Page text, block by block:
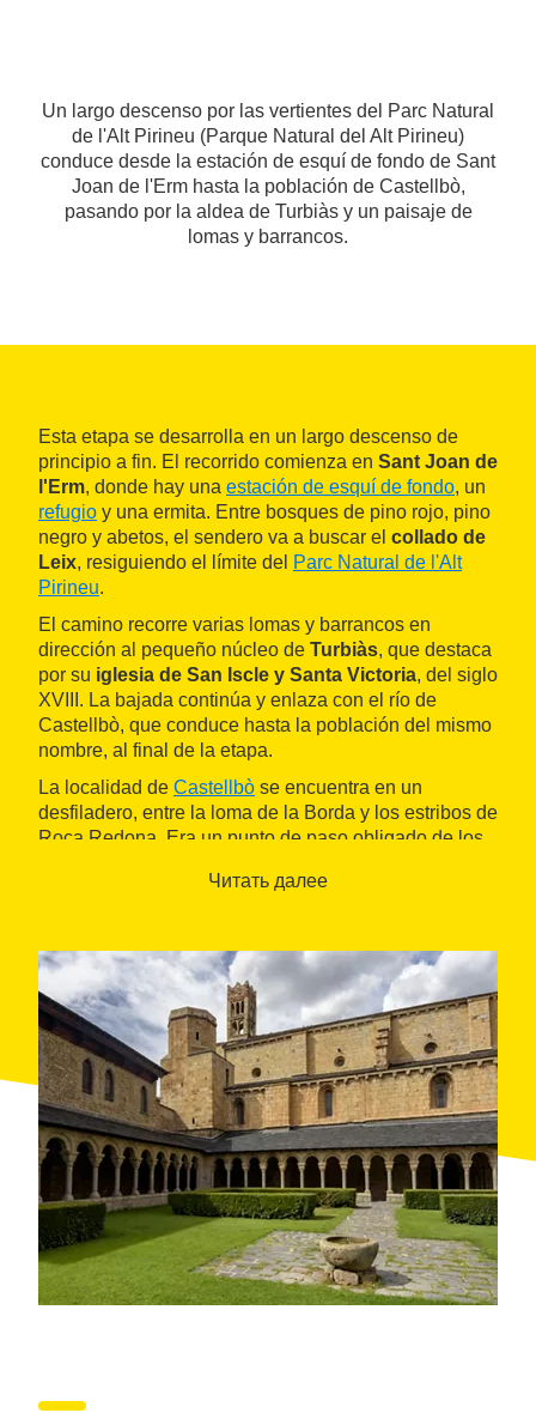
Un largo descenso por las vertientes del Parc Natural
de l'Alt Pirineu (Parque Natural del Alt Pirineu)
conduce desde la estación de esquí de fondo de Sant
Joan de l'Erm hasta la población de Castellbò,
pasando por la aldea de Turbiàs y un paisaje de
lomas y barrancos.
Esta etapa se desarrolla en un largo descenso de
principio a fin. El recorrido comienza en Sant Joan de
l'Erm, donde hay una estación de esquí de fondo, un
refugio y una ermita. Entre bosques de pino rojo, pino
negro y abetos, el sendero va a buscar el collado de
Leix, resiguiendo el límite del Parc Natural de l'Alt
Pirineu.
El camino recorre varias lomas y barrancos en
dirección al pequeño núcleo de Turbiàs, que destaca
por su iglesia de San Iscle y Santa Victoria, del siglo
XVIII. La bajada continúa y enlaza con el río de
Castellbò, que conduce hasta la población del mismo
nombre, al final de la etapa.
La localidad de Castellbò se encuentra en un
desfiladero, entre la loma de la Borda y los estribos de
Roca Redona. Era un punto de paso obligado de los
. Se pueden ver las ruinas del antiguo
pena acercarse a la antigua
colegiata de Santa María,
actualmente la iglesia parroquial de la población, de
grandes proporciones.
Читать далее